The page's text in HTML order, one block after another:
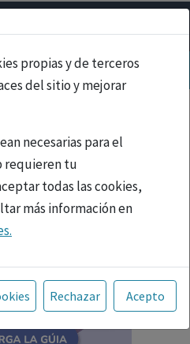
propias y de terceros
del sitio y mejorar
necesarias para el
requieren tu
todas las cookies,
más información en
en la Página Web está
español y, por
sanitarios legalmente
dispensar medicamentos
Rechazar Acepto